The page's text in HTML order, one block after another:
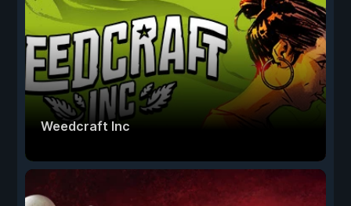
Weedcraft Inc